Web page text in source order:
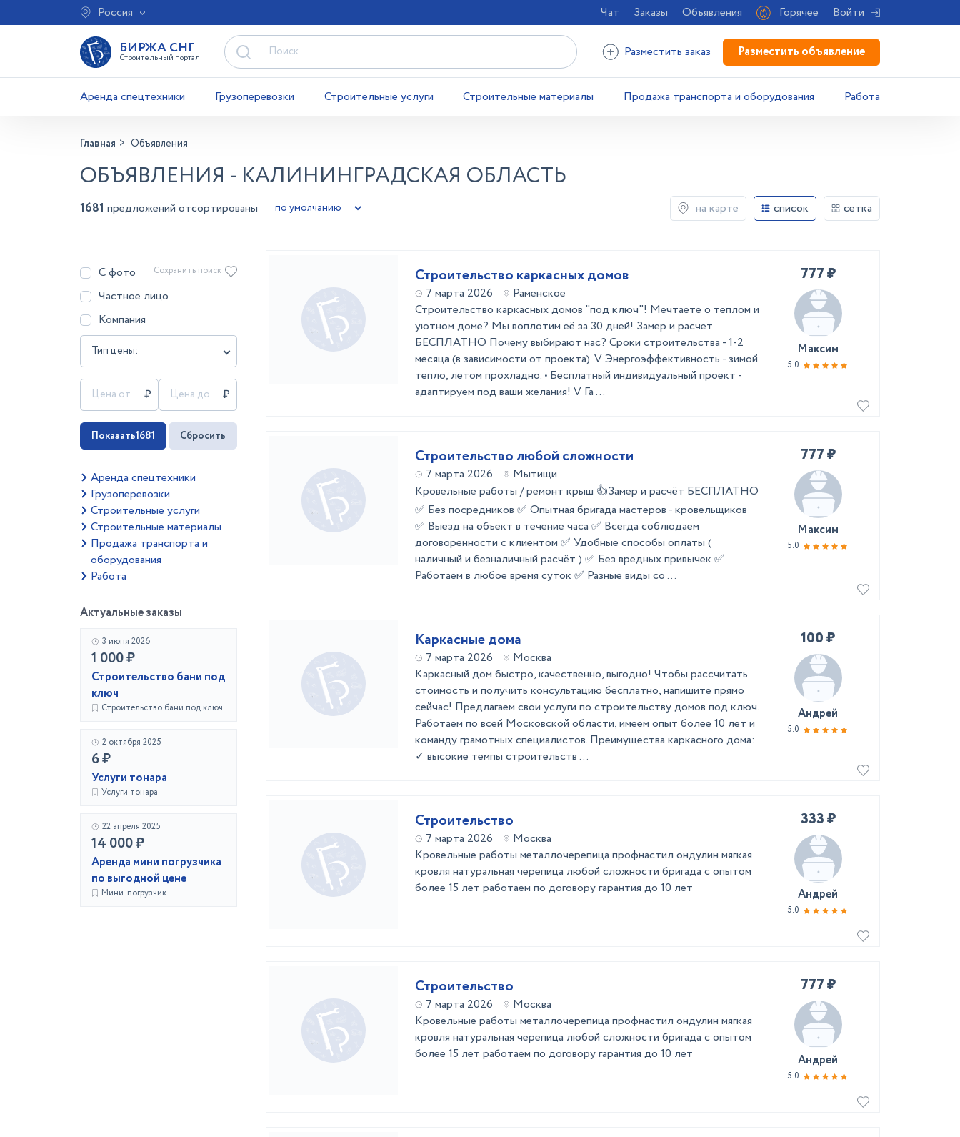
Россия Чат Заказы Объявления Горячее Войти
БИРЖА СНГ
Строительный портал Разместить заказ Разместить объявление
Аренда спецтехники Грузоперевозки Строительные услуги Строительные материалы Продажа транспорта и оборудования Работа
Главная Объявления
ОБЪЯВЛЕНИЯ - КАЛИНИНГРАДСКАЯ ОБЛАСТЬ
1681 предложений отсортированы на карте список сетка
С фото
Частное лицо
Компания
Тип цены:
Сохранить поиск
Показать1681 Сбросить
Аренда спецтехники
Грузоперевозки
Строительные услуги
Строительные материалы
Продажа транспорта и
оборудования
Работа
Актуальные заказы
3 июня 2026
1 000 ₽
Строительство бани под
ключ
Строительство бани под ключ
2 октября 2025
6 ₽
Услуги тонара
Услуги тонара
22 апреля 2025
14 000 ₽
Аренда мини погрузчика
по выгодной цене
Мини-погрузчик
Строительство каркасных домов
7 марта 2026
Раменское
Строительство каркасных домов "под ключ"! Мечтаете о теплом и
уютном доме? Мы воплотим её за 30 дней! Замер и расчет
БЕСПЛАТНО Почему выбирают нас? Сроки строительства - 1-2
месяца (в зависимости от проекта). V Энергоэффективность - зимой
тепло, летом прохладно. • Бесплатный индивидуальный проект -
адаптируем под ваши желания! V Га ...
777 ₽
Максим
5.0
Строительство любой сложности
7 марта 2026
Мытищи
Кровельные работы / ремонт крыш 👍Замер и расчёт БЕСПЛАТНО
✅ Без посредников ✅ Опытная бригада мастеров - кровельщиков
✅ Выезд на объект в течение часа ✅ Всегда соблюдаем
договоренности с клиентом ✅ Удобные способы оплаты (
наличный и безналичный расчёт ) ✅ Без вредных привычек ✅
Работаем в любое время суток ✅ Разные виды со ...
777 ₽
Максим
5.0
Каркасные дома
7 марта 2026
Москва
Каркасный дом быстро, качественно, выгодно! Чтобы рассчитать
стоимость и получить консультацию бесплатно, напишите прямо
сейчас! Предлагаем свои услуги по строительству домов под ключ.
Работаем по всей Московской области, имеем опыт более 10 лет и
команду грамотных специалистов. Преимущества каркасного дома:
✓ высокие темпы строительств ...
100 ₽
Андрей
5.0
Строительство
7 марта 2026
Москва
Кровельные работы металлочерепица профнастил ондулин мягкая
кровля натуральная черепица любой сложности бригада с опытом
более 15 лет работаем по договору гарантия до 10 лет
333 ₽
Андрей
5.0
Строительство
7 марта 2026
Москва
Кровельные работы металлочерепица профнастил ондулин мягкая
кровля натуральная черепица любой сложности бригада с опытом
более 15 лет работаем по договору гарантия до 10 лет
777 ₽
Андрей
5.0